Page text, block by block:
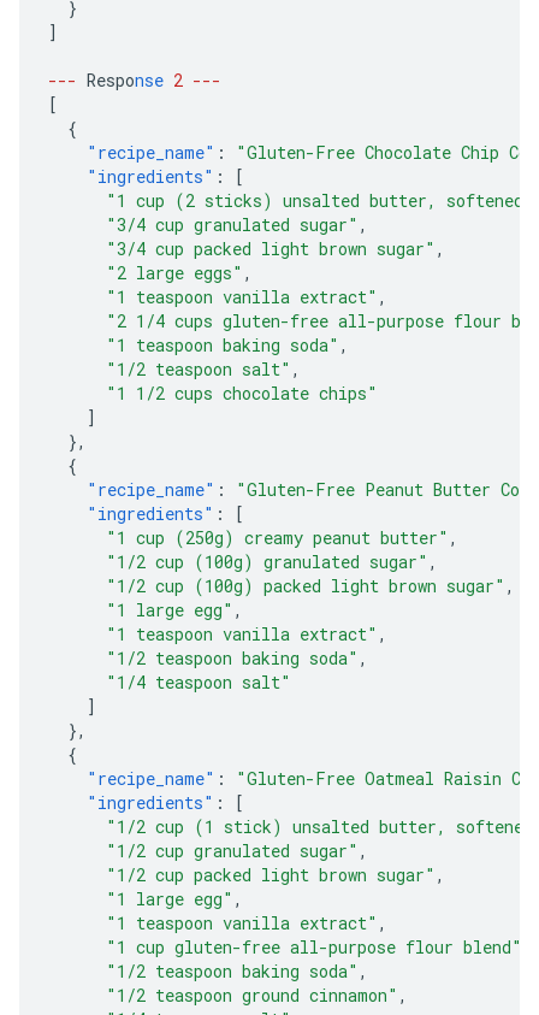
}
]
--- Response 2 ---
[
{
"recipe_name" :
"Gluten-Free Chocolate Chip
"ingredients" :
[
"1 cup (2 sticks) unsalted butter, softened"
"3/4 cup granulated sugar" ,
"3/4 cup packed light brown sugar" ,
"2 large eggs" ,
"1 teaspoon vanilla extract" ,
"2 1/4 cups gluten-free all-purpose flour
"1 teaspoon baking soda" ,
"1/2 teaspoon salt" ,
"1 1/2 cups chocolate chips"
]
},
{
"recipe_name" :
"Gluten-Free Peanut Butter
"ingredients" :
[
"1 cup (250g) creamy peanut butter" ,
"1/2 cup (100g) granulated sugar" ,
"1/2 cup (100g) packed light brown sugar" ,
"1 large egg" ,
"1 teaspoon vanilla extract" ,
"1/2 teaspoon baking soda" ,
"1/4 teaspoon salt"
]
},
{
"recipe_name" :
"Gluten-Free Oatmeal Raisin
"ingredients" :
[
"1/2 cup (1 stick) unsalted butter,
"1/2 cup granulated sugar" ,
"1/2 cup packed light brown sugar" ,
"1 large egg" ,
"1 teaspoon vanilla extract" ,
"1 cup gluten-free all-purpose flour blend"
"1/2 teaspoon baking soda" ,
"1/2 teaspoon ground cinnamon" ,